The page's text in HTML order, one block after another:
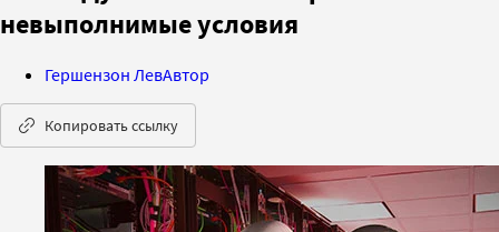
невыполнимые условия
Гершензон ЛевАвтор
Копировать ссылку